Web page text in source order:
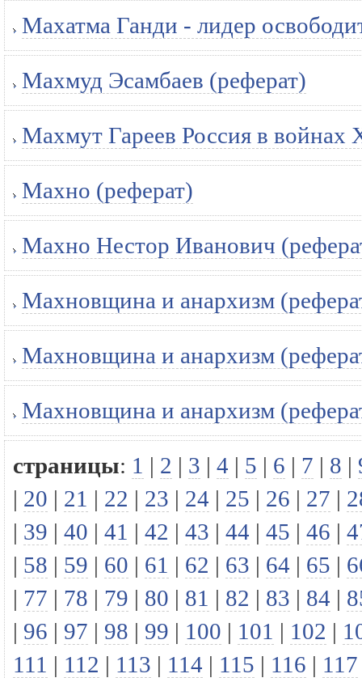
Махатма Ганди - лидер
Махмуд Эсамбаев (реферат)
Махмут Гареев Россия в войнах
Махно (реферат)
Махно Нестор Иванович
Махновщина и анархизм
Махновщина и анархизм
Махновщина и анархизм
страницы: 1 | 2 | 3 | 4 | 5 | 6 | 7 | 8 |
| 20 | 21 | 22 | 23 | 24 | 25 | 26 | 27 |
| 39 | 40 | 41 | 42 | 43 | 44 | 45 | 46 |
| 58 | 59 | 60 | 61 | 62 | 63 | 64 | 65 |
| 77 | 78 | 79 | 80 | 81 | 82 | 83 | 84 |
| 96 | 97 | 98 | 99 | 100 | 101 | 102 |
111 | 112 | 113 | 114 | 115 | 116 | 117